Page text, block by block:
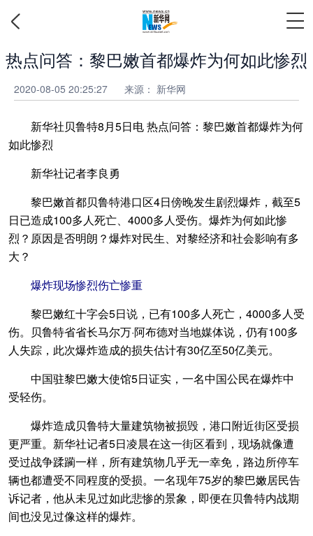
热点问答：黎巴嫩首都爆炸为何如此惨烈
2020-08-05 20:25:27 来源： 新华网
新华社贝鲁特8月5日电 热点问答：黎巴嫩首都爆炸为何
如此惨烈
新华社记者李良勇
黎巴嫩首都贝鲁特港口区4日傍晚发生剧烈爆炸，截至5
日已造成100多人死亡、4000多人受伤。爆炸为何如此惨
烈？原因是否明朗？爆炸对民生、对黎经济和社会影响有多
大？
爆炸现场惨烈伤亡惨重
黎巴嫩红十字会5日说，已有100多人死亡，4000多人受
伤。贝鲁特省省长马尔万·阿布德对当地媒体说，仍有100多
人失踪，此次爆炸造成的损失估计有30亿至50亿美元。
中国驻黎巴嫩大使馆5日证实，一名中国公民在爆炸中
受轻伤。
爆炸造成贝鲁特大量建筑物被损毁，港口附近街区受损
更严重。新华社记者5日凌晨在这一街区看到，现场就像遭
受过战争蹂躏一样，所有建筑物几乎无一幸免，路边所停车
辆也都遭受不同程度的受损。一名现年75岁的黎巴嫩居民告
诉记者，他从未见过如此悲惨的景象，即便在贝鲁特内战期
间也没见过像这样的爆炸。